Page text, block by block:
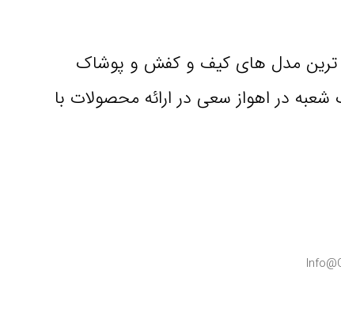
ترین مدل های کیف و کفش و پوشاک
چرمی با داشتن 5 شعبه در شهر مشهد و یک شعبه در اهواز سعی در ارائه محصولات با